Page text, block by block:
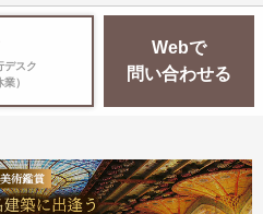
デスク
）
Webで
問い合わせる